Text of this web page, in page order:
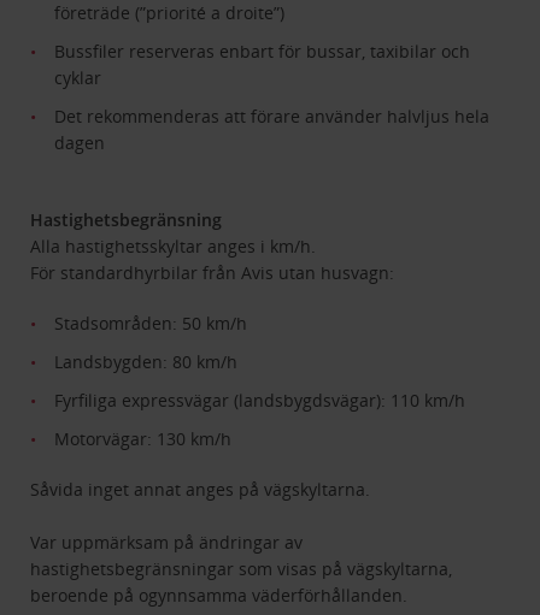
företräde (”priorité a droite”)
Bussfiler reserveras enbart för bussar, taxibilar och
cyklar
Det rekommenderas att förare använder halvljus hela
dagen
Hastighetsbegränsning
Alla hastighetsskyltar anges i km/h.
För standardhyrbilar från Avis utan husvagn:
Stadsområden: 50 km/h
Landsbygden: 80 km/h
Fyrfiliga expressvägar (landsbygdsvägar): 110 km/h
Motorvägar: 130 km/h
Såvida inget annat anges på vägskyltarna.
Var uppmärksam på ändringar av
hastighetsbegränsningar som visas på vägskyltarna,
beroende på ogynnsamma väderförhållanden.